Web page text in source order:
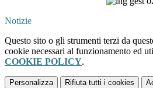
Notizie
Questo sito o gli strumenti terzi da
cookie necessari al funzionamento ed
COOKIE POLICY.
Personalizza Rifiuta tutti i cookies